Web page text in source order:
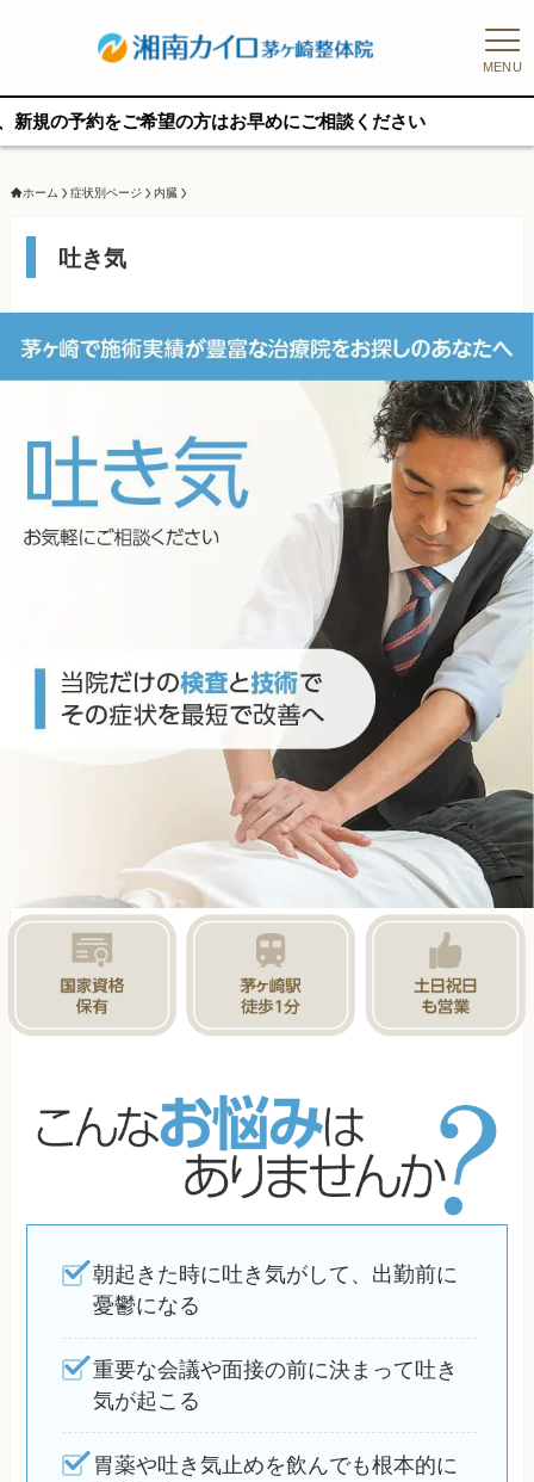
MENU
望の方はお早めにご相談ください
ホーム 症状別ページ 内臓
吐き気
朝起きた時に吐き気がして、出勤前に
憂鬱になる
重要な会議や面接の前に決まって吐き
気が起こる
胃薬や吐き気止めを飲んでも根本的に